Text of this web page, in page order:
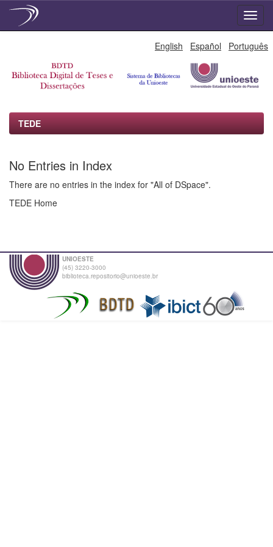
English Español Português
TEDE
No Entries in Index
There are no entries in the index for "All of DSpace".
TEDE Home
UNIOESTE
(45) 3220-3000
biblioteca.repositorio@unioeste.br